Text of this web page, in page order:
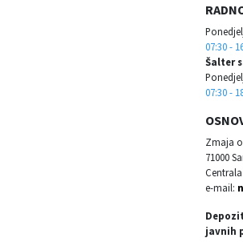
07:30 -
Šalter
07:30 -
Zmaja
71000
e-mail:
javnih